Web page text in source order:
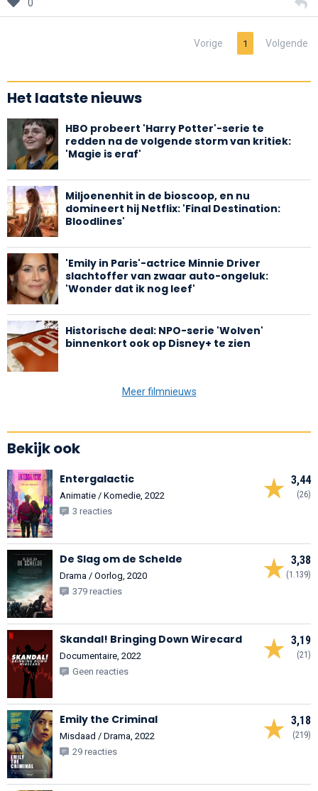
0
Vorige 1 Volgende
Het laatste nieuws
HBO probeert 'Harry Potter'-serie te
redden na de volgende storm van kritiek:
'Magie is eraf'
Miljoenenhit in de bioscoop, en nu
domineert hij Netflix: 'Final Destination:
Bloodlines'
'Emily in Paris'-actrice Minnie Driver
slachtoffer van zwaar auto-ongeluk:
'Wonder dat ik nog leef'
Historische deal: NPO-serie 'Wolven'
binnenkort ook op Disney+ te zien
Meer filmnieuws
Bekijk ook
3,44
(26)
Entergalactic
Animatie / Komedie, 2022
3 reacties
3,38
(1.139)
De Slag om de Schelde
Drama / Oorlog, 2020
379 reacties
3,19
(21)
Skandal! Bringing Down Wirecard
Documentaire, 2022
Geen reacties
3,18
(219)
Emily the Criminal
Misdaad / Drama, 2022
29 reacties